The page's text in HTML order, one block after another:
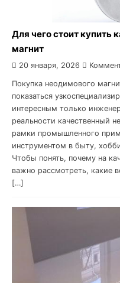
Для чего стоит купить
магнит
20 января, 2026
Покупка неодимового
показаться
интересным только
реальности качественный
рамки промышленного
инструментом в быту,
Чтобы понять, почему на
важно рассмотреть, какие
[…]